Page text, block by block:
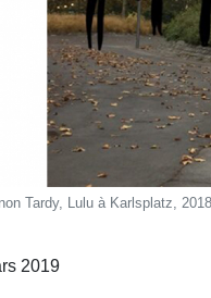
Tardy, Lulu à Karlsplatz, 2018
2019